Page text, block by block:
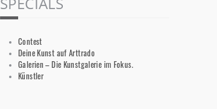
Contest
Deine Kunst auf Arttrado
Galerien – Die Kunstgalerie im Fokus.
Künstler